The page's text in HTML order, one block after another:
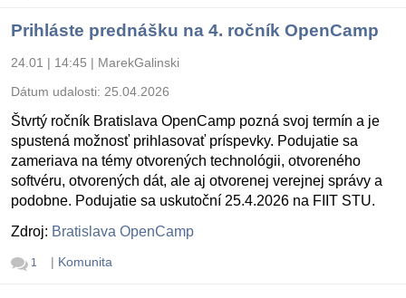
Prihláste prednášku na 4. ročník OpenCamp
24.01 | 14:45 | MarekGalinski
Dátum udalosti: 25.04.2026
Štvrtý ročník Bratislava OpenCamp pozná svoj termín a je
spustená možnosť prihlasovať príspevky. Podujatie sa
zameriava na témy otvorených technológii, otvoreného
softvéru, otvorených dát, ale aj otvorenej verejnej správy a
podobne. Podujatie sa uskutoční 25.4.2026 na FIIT STU.
Zdroj: Bratislava OpenCamp
1 | Komunita